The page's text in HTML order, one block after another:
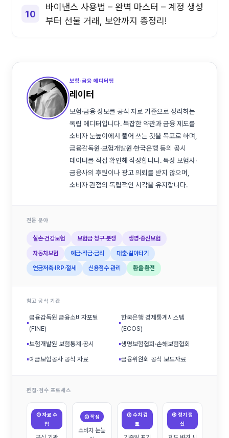
바이낸스 사용법 – 완벽 마스터 – 계정 생성
부터 선물 거래, 보안까지 총정리!
보험·금융 에디터팀
레이터
보험·금융 정보를 공식 자료 기준으로 정리하는
독립 에디터입니다. 복잡한 약관과 금융 제도를
소비자 눈높이에서 풀어 쓰는 것을 목표로 하며,
금융감독원·보험개발원·한국은행 등의 공시
데이터를 직접 확인해 작성합니다. 특정 보험사·
금융사의 후원이나 광고 의뢰를 받지 않으며,
소비자 관점의 독립적인 시각을 유지합니다.
전문 분야
실손·건강보험 보험금 청구·분쟁 생명·종신보험
자동차보험 예금·적금·금리 대출·갈아타기
연금저축·IRP·절세 신용점수 관리 환율·환전
참고 공식 기관
▪
금융감독원 금융소비자포털
(FINE)
▪
한국은행 경제통계시스템
(ECOS)
▪보험개발원 보험통계·공시 ▪생명보험협회·손해보험협회
▪예금보험공사 공식 자료 ▪금융위원회 공식 보도자료
편집·검수 프로세스
① 자료 수
집
② 작성
소비자 눈높
③ 수치 검
토
④ 정기 갱
신